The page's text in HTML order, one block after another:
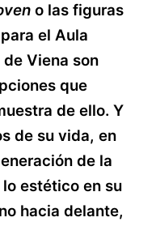
o las figuras
el Aula
Viena son
que
de ello. Y
de su vida, en
de la
estético en su
hacia delante,